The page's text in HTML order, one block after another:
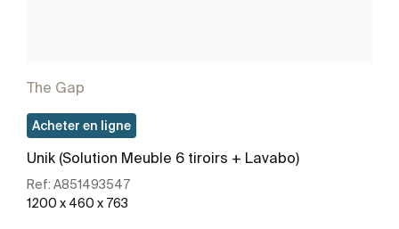
The Gap
Acheter en ligne
Unik (Solution Meuble 6 tiroirs + Lavabo)
Ref: A851493547
1200 x 460 x 763